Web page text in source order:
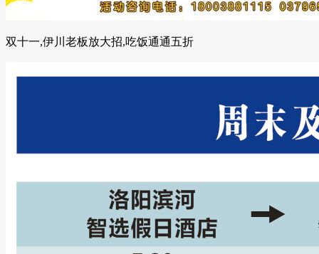
双十一,伊川老板放大招,吃饭通通五折